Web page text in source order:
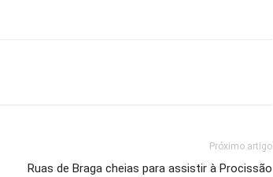
Próximo artigo
Ruas de Braga cheias para assistir à Procissão